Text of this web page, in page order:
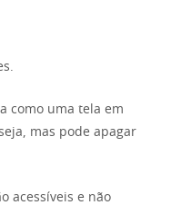
como uma tela em
mas pode apagar
acessíveis e não